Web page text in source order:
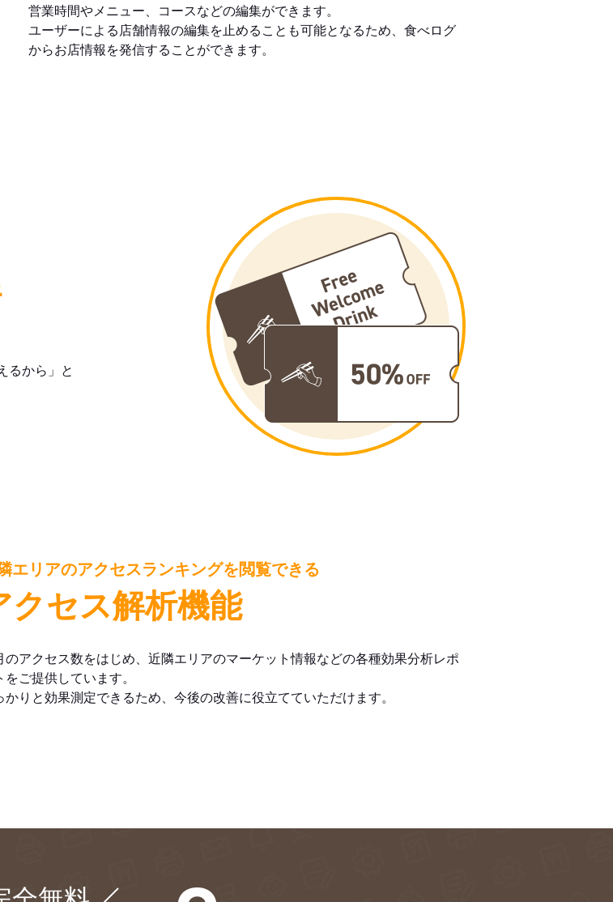
営業時間やメニュー、コースなどの編集ができます。
ユーザーによる店舗情報の編集を止めることも可能となるため、食べログ
からお店情報を発信することができます。
るから」と
エリアのアクセスランキングを閲覧できる
クセス解析機能
のアクセス数をはじめ、近隣エリアのマーケット情報などの各種効果分析レポ
をご提供しています。
かりと効果測定できるため、今後の改善に役立てていただけます。